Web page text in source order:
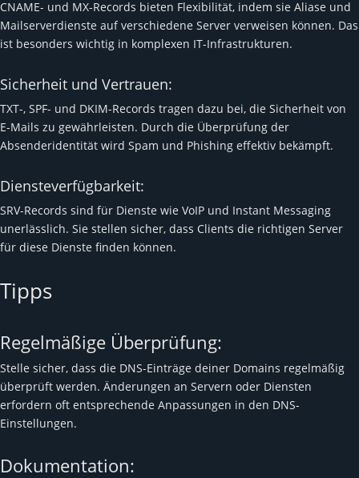
CNAME- und MX-Records bieten Flexibilität, indem sie Aliase und
Mailserverdienste auf verschiedene Server verweisen können. Das
ist besonders wichtig in komplexen IT-Infrastrukturen.
Sicherheit und Vertrauen:
TXT-, SPF- und DKIM-Records tragen dazu bei, die Sicherheit von
E-Mails zu gewährleisten. Durch die Überprüfung der
Absenderidentität wird Spam und Phishing effektiv bekämpft.
Diensteverfügbarkeit:
SRV-Records sind für Dienste wie VoIP und Instant Messaging
unerlässlich. Sie stellen sicher, dass Clients die richtigen Server
für diese Dienste finden können.
Tipps
Regelmäßige Überprüfung:
Stelle sicher, dass die DNS-Einträge deiner Domains regelmäßig
überprüft werden. Änderungen an Servern oder Diensten
erfordern oft entsprechende Anpassungen in den DNS-
Einstellungen.
Dokumentation: